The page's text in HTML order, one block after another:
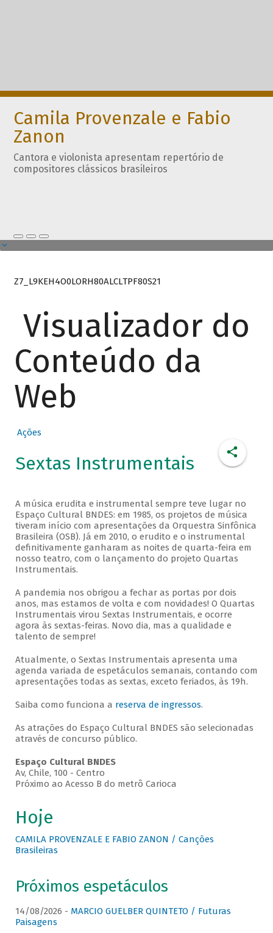
Camila Provenzale e Fabio
Zanon
Cantora e violonista apresentam repertório de
compositores clássicos brasileiros
Z7_L9KEH4O0LORH80ALCLTPF80S21
Visualizador do
Conteúdo da
Web
Ações
Sextas Instrumentais
A música erudita e instrumental sempre teve lugar no
Espaço Cultural BNDES: em 1985, os projetos de música
tiveram início com apresentações da Orquestra Sinfônica
Brasileira (OSB). Já em 2010, o erudito e o instrumental
definitivamente ganharam as noites de quarta-feira em
nosso teatro, com o lançamento do projeto Quartas
Instrumentais.
A pandemia nos obrigou a fechar as portas por dois
anos, mas estamos de volta e com novidades! O Quartas
Instrumentais virou Sextas Instrumentais, e ocorre
agora às sextas-feiras. Novo dia, mas a qualidade e
talento de sempre!
Atualmente, o Sextas Instrumentais apresenta uma
agenda variada de espetáculos semanais, contando com
apresentações todas as sextas, exceto feriados, às 19h.
Saiba como funciona a reserva de ingressos.
As atrações do Espaço Cultural BNDES são selecionadas
através de concurso público.
Espaço Cultural BNDES
Av, Chile, 100 - Centro
Próximo ao Acesso B do metrô Carioca
Hoje
CAMILA PROVENZALE E FABIO ZANON / Canções
Brasileiras
Próximos espetáculos
14/08/2026 - MARCIO GUELBER QUINTETO / Futuras
Paisagens